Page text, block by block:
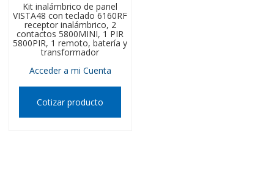
Kit inalámbrico de panel
VISTA48 con teclado 6160RF
receptor inalámbrico, 2
contactos 5800MINI, 1 PIR
5800PIR, 1 remoto, batería y
transformador
Acceder a mi Cuenta
Cotizar producto